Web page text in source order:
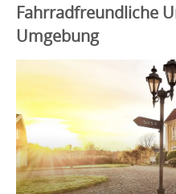
Fahrradfreundliche
Umgebung